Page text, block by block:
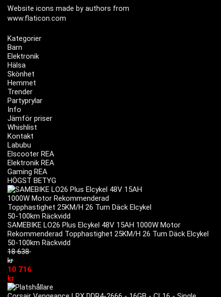
Website icons made by authors from
www.flaticon.com
Kategorier
Barn
Elektronik
Hälsa
Skönhet
Hemmet
Trender
Partyprylar
Info
Jämför priser
Whishlist
Kontakt
Labubu
Elscooter REA
Elektronik REA
Gaming REA
HÖGST BETYG
SAMEBIKE LO26 Plus Elcykel 48V 15AH 1000W Motor
Rekommenderad Topphastighet 25KM/H 26 Tum Däck Elcykel
50-100km Räckvidd
18 638
kr
10 716
kr